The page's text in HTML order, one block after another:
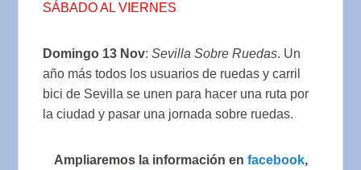
SÁBADO AL VIERNES
Domingo 13 Nov:Sevilla Sobre Ruedas. Un
año más todos los usuarios de ruedas y carril
bici de Sevilla se unen para hacer una ruta por
la ciudad y pasar una jornada sobre ruedas.
Ampliaremos la información en facebook,